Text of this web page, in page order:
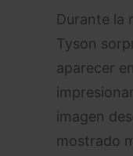
Durante la
Tyson
aparecer
imagen
mostrado